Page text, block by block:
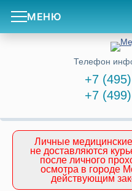
МЕНЮ
Телефон
+7
+7
Личные
не доставляются
после личного
осмотра в городе
действующим